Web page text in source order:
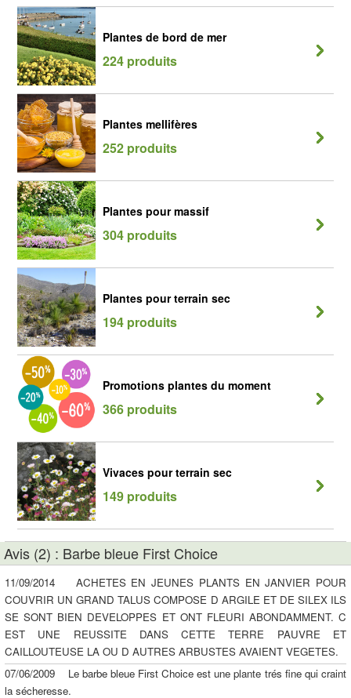
Plantes de bord de mer
224 produits
Plantes mellifères
252 produits
Plantes pour massif
304 produits
Plantes pour terrain sec
194 produits
Promotions plantes du moment
366 produits
Vivaces pour terrain sec
149 produits
Avis (2) : Barbe bleue First Choice
11/09/2014 ACHETES EN JEUNES PLANTS EN JANVIER POUR
COUVRIR UN GRAND TALUS COMPOSE D ARGILE ET DE SILEX ILS
SE SONT BIEN DEVELOPPES ET ONT FLEURI ABONDAMMENT. C
EST UNE REUSSITE DANS CETTE TERRE PAUVRE ET
CAILLOUTEUSE LA OU D AUTRES ARBUSTES AVAIENT VEGETES.
07/06/2009 Le barbe bleue First Choice est une plante trés fine qui craint
la sécheresse.